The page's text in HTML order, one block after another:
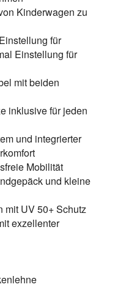
Kinderwagen zu
für
Einstellung für
mit beiden
inklusive für jeden
und integrierter
Mobilität
und kleine
mit UV 50+ Schutz
exzellenter